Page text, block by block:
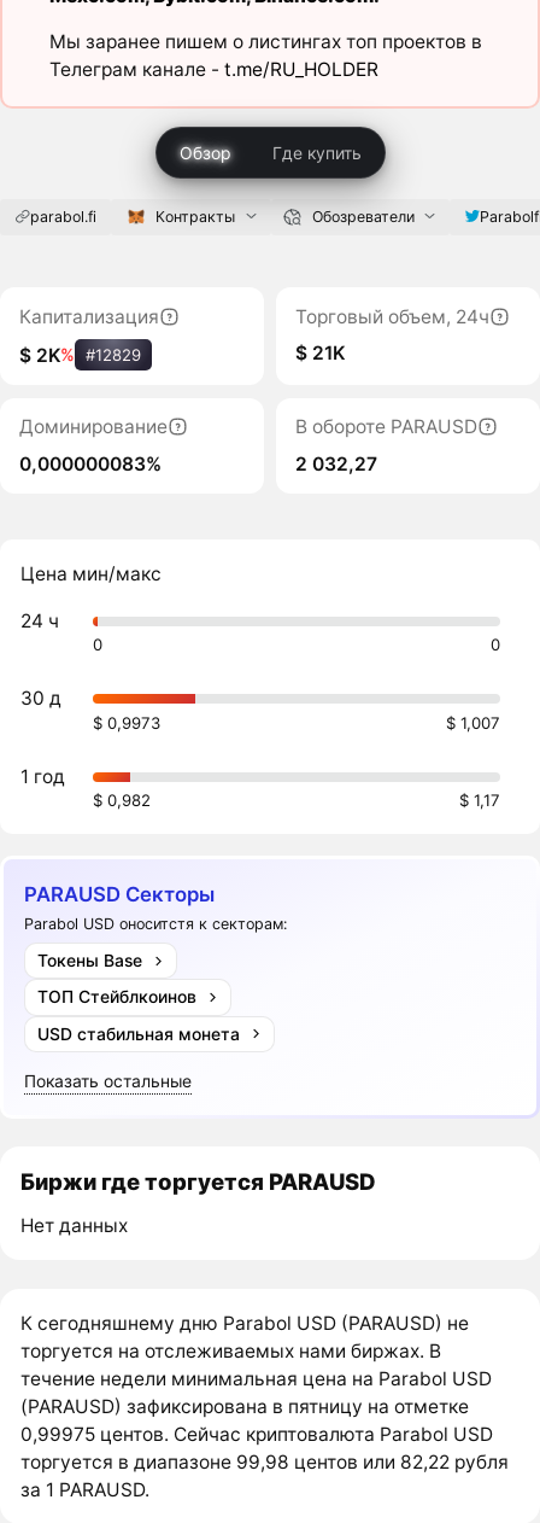
Мы заранее пишем о листингах топ проектов в
Телеграм канале - t.me/RU_HOLDER
Обзор Где купить
parabol.fi Контракты Обозреватели
Капитализация
$ 2K% #12829
Торговый объем, 24ч
$ 21K
Доминирование
0,000000083%
В обороте PARAUSD
2 032,27
Цена мин/макс
24 ч
0 0
30 д
$ 0,9973 $ 1,007
1 год
$ 0,982 $ 1,17
PARAUSD Секторы
Parabol USD оноситстя к секторам:
Токены Base
ТОП Стейблкоинов
USD стабильная монета
Показать остальные
Биржи где торгуется PARAUSD
Нет данных
К сегодняшнему дню Parabol USD (PARAUSD) не
торгуется на отслеживаемых нами биржах. В
течение недели минимальная цена на Parabol USD
(PARAUSD) зафиксирована в пятницу на отметке
0,99975 центов. Сейчас криптовалюта Parabol USD
торгуется в диапазоне 99,98 центов или 82,22 рубля
за 1 PARAUSD.